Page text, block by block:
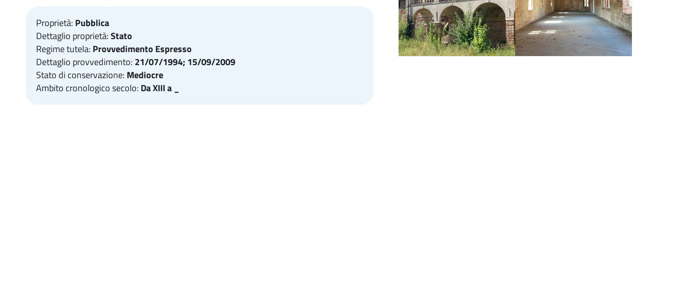
Proprietà: Pubblica
Dettaglio proprietà:Stato
Regime tutela: Provvedimento Espresso
Dettaglio provvedimento: 21/07/1994; 15/09/2009
Stato di conservazione: Mediocre
Ambito cronologico secolo: Da XIII a _